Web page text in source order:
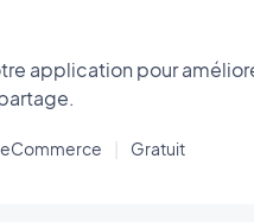
application pour
eCommerce Gratuit